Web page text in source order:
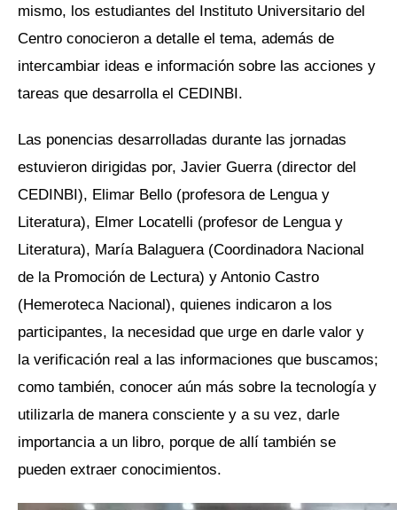
mismo, los estudiantes del Instituto Universitario del
Centro conocieron a detalle el tema, además de
intercambiar ideas e información sobre las acciones y
tareas que desarrolla el CEDINBI.
Las ponencias desarrolladas durante las jornadas
estuvieron dirigidas por, Javier Guerra (director del
CEDINBI), Elimar Bello (profesora de Lengua y
Literatura), Elmer Locatelli (profesor de Lengua y
Literatura), María Balaguera (Coordinadora Nacional
de la Promoción de Lectura) y Antonio Castro
(Hemeroteca Nacional), quienes indicaron a los
participantes, la necesidad que urge en darle valor y
la verificación real a las informaciones que buscamos;
como también, conocer aún más sobre la tecnología y
utilizarla de manera consciente y a su vez, darle
importancia a un libro, porque de allí también se
pueden extraer conocimientos.